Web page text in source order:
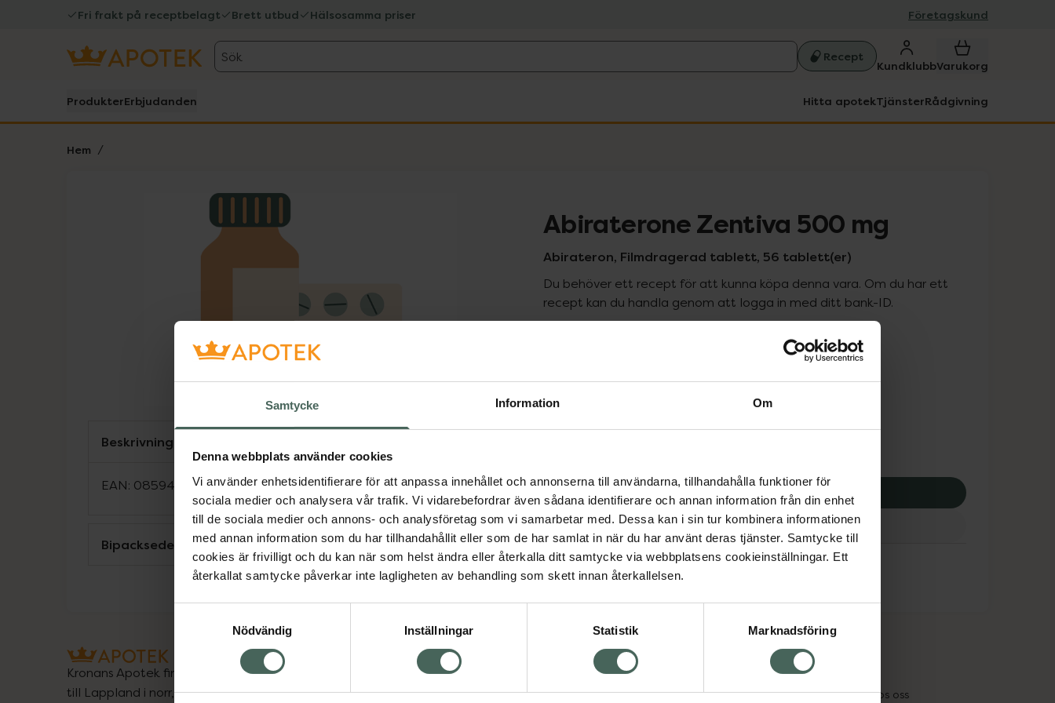
Samtycke Information Om
Denna webbplats använder cookies
Vi använder enhetsidentifierare för att anpassa innehållet och annonserna till användarna, tillhandahålla funktioner för
sociala medier och analysera vår trafik. Vi vidarebefordrar även sådana identifierare och annan information från din enhet
till de sociala medier och annons- och analysföretag som vi samarbetar med. Dessa kan i sin tur kombinera informationen
med annan information som du har tillhandahållit eller som de har samlat in när du har använt deras tjänster. Samtycke till
cookies är frivilligt och du kan när som helst ändra eller återkalla ditt samtycke via webbplatsens cookieinställningar. Ett
återkallat samtycke påverkar inte lagligheten av behandling som skett innan återkallelsen.
Nödvändig
Inställningar Statistik Marknadsföring
Fri frakt på receptbelagt Brett utbud Hälsosamma priser Företagskund
Sök Recept
KundklubbVarukorg
ProdukterErbjudanden Hitta apotekTjänsterRådgivning
Hem
Lista: . Innehåller 1 objekt. Abiraterone Zentiva 500 mg
Abirateron, Filmdragerad tablett, 56 tablett(er)
Du behöver ett recept för att kunna köpa denna vara. Om du har ett
recept kan du handla genom att logga in med ditt bank-ID.
Pris med recept
444,60 kr
Köp via ditt recept
Aktuella erbjudanden
Beskrivning
EAN: 08594739303140
Bipacksedel från FASS Visa
Kronans Apotek finns här för dig. Du hittar oss från Skåne i syd
till Lappland i norr, och online i mobilen och på datorn.
Vanliga frågor
Om recept och läkemedel
Högkostnadsskyddet
Jobba hos oss